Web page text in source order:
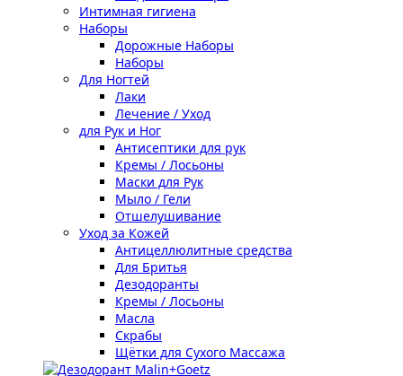
Интимная гигиена
Наборы
Дорожные Наборы
Наборы
Для Ногтей
Лаки
Лечение / Уход
для Рук и Ног
Антисептики для рук
Кремы / Лосьоны
Маски для Рук
Мыло / Гели
Отшелушивание
Уход за Кожей
Антицеллюлитные средства
Для Бритья
Дезодоранты
Кремы / Лосьоны
Масла
Скрабы
Щётки для Сухого Массажа